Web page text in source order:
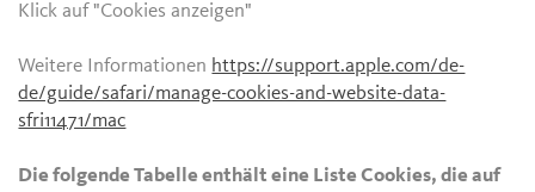
Klick auf "Cookies anzeigen"
Weitere Informationen https://support.apple.com/de-
de/guide/safari/manage-cookies-and-website-data-
sfri11471/mac
Die folgende Tabelle enthält eine Liste Cookies, die auf